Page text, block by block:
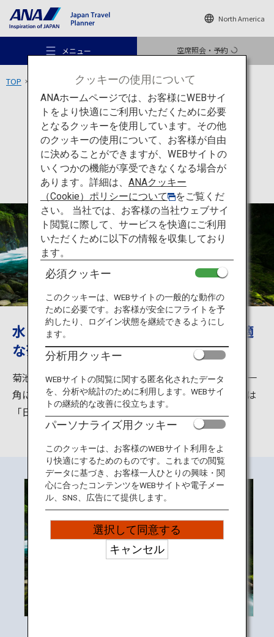
North America
メニュー 空席照会・予約
おすすめの旅
旅のアイデア
行き先
旅のお役立ち情報
ANA サービス
TOP 菊池渓谷
アクティビティ 熊本
菊池渓谷
水と緑の爽やかな風 避暑地として最適
な菊池渓谷
菊池渓谷は菊池市の北東部、阿蘇くじゅう国立公園の一
角に位置しており、阿蘇外輪山から湧き出した伏流水は
「日本名水百選」にも選ばれるほど清らかです。
クッキーの使用について
ANAホームページでは、お客様にWEBサイ
トをより快適にご利用いただくために必要
となるクッキーを使用しています。その他
のクッキーの使用について、お客様が自由
に決めることができますが、WEBサイトの
いくつかの機能が享受できなくなる場合が
あります。詳細は、 ANAクッキー
（Cookie）ポリシーについて
をご覧くだ
さい。 当社では、お客様の当社ウェブサイ
ト閲覧に際して、サービスを快適にご利用
いただくために以下の情報を収集しており
ます。
必須クッキー
このクッキーは、WEBサイトの一般的な動作の
ために必要です。お客様が安全にフライトを予
約したり、ログイン状態を継続できるようにし
ます。
分析用クッキー
WEBサイトの閲覧に関する匿名化されたデータ
を、分析や統計のために利用します。WEBサイ
トの継続的な改善に役立ちます。
パーソナライズ用クッキー
このクッキーは、お客様のWEBサイト利用をよ
り快適にするためのものです。これまでの閲覧
データに基づき、お客様一人ひとりの興味・関
心に合ったコンテンツをWEBサイトや電子メー
ル、SNS、広告にて提供します。
選択して同意する
キャンセル